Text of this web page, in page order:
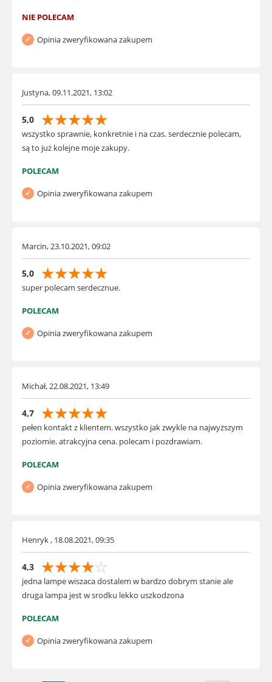
NIE POLECAM
Opinia zweryfikowana zakupem
Justyna, 09.11.2021, 13:02
5,0 ☆
☆
☆
☆
☆
wszystko sprawnie, konkretnie i na czas. serdecznie polecam,
są to już kolejne moje zakupy.
POLECAM
Opinia zweryfikowana zakupem
Marcin, 23.10.2021, 09:02
5,0 ☆
☆
☆
☆
☆
super polecam serdecznue.
POLECAM
Opinia zweryfikowana zakupem
Michał, 22.08.2021, 13:49
4,7 ☆
☆
☆
☆
☆
pełen kontakt z klientem. wszystko jak zwykle na najwyższym
poziomie. atrakcyjna cena. polecam i pozdrawiam.
POLECAM
Opinia zweryfikowana zakupem
Henryk , 18.08.2021, 09:35
4,3 ☆
☆
☆
☆
☆
jedna lampe wiszaca dostalem w bardzo dobrym stanie ale
druga lampa jest w srodku lekko uszkodzona
POLECAM
Opinia zweryfikowana zakupem